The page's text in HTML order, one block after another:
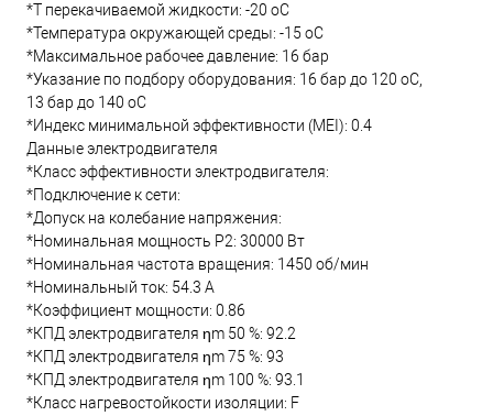
*T перекачиваемой жидкости: -20 oC
*Температура окружающей среды: -15 oC
*Максимальное рабочее давление: 16 бар
*Указание по подбору оборудования: 16 бар до 120 oC,
13 бар до 140 oC
*Индекс минимальной эффективности (MEI): 0.4
Данные электродвигателя
*Класс эффективности электродвигателя:
*Подключение к сети:
*Допуск на колебание напряжения:
*Номинальная мощность Р2: 30000 Вт
*Номинальная частота вращения: 1450 об/мин
*Номинальный ток: 54.3 А
*Коэффициент мощности: 0.86
*КПД электродвигателя ηm 50 %: 92.2
*КПД электродвигателя ηm 75 %: 93
*КПД электродвигателя ηm 100 %: 93.1
*Класс нагревостойкости изоляции: F